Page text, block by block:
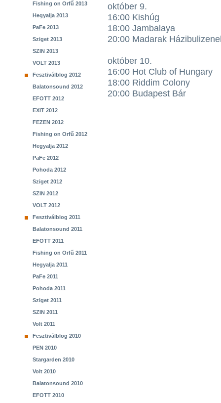
Fishing on Orfű 2013
Hegyalja 2013
PaFe 2013
Sziget 2013
SZIN 2013
VOLT 2013
Fesztiválblog 2012
Balatonsound 2012
EFOTT 2012
EXIT 2012
FEZEN 2012
Fishing on Orfű 2012
Hegyalja 2012
PaFe 2012
Pohoda 2012
Sziget 2012
SZIN 2012
VOLT 2012
Fesztiválblog 2011
Balatonsound 2011
EFOTT 2011
Fishing on Orfű 2011
Hegyalja 2011
PaFe 2011
Pohoda 2011
Sziget 2011
SZIN 2011
Volt 2011
Fesztiválblog 2010
PEN 2010
Stargarden 2010
Volt 2010
Balatonsound 2010
EFOTT 2010
október 9.
16:00 Kishúg
18:00 Jambalaya
20:00 Madarak
október 10.
16:00 Hot Club of Hungary
18:00 Riddim Colony
20:00 Budapest Bár